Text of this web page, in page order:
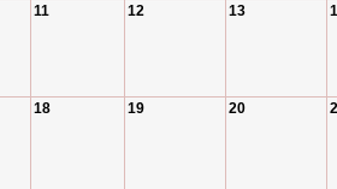
11 12 13
18 19 20